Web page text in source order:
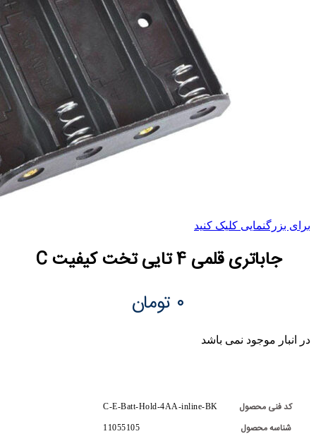
برای بزرگنمایی کلیک کنید
جاباتری قلمی 4 تایی تخت کیفیت C
۰ تومان
در انبار موجود نمی باشد
کد فنی محصول C-E-Batt-Hold-4AA-inline-BK
شناسه محصول 11055105